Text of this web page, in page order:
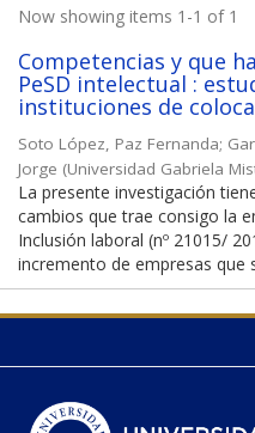
Now showing items 1-1 of 1
Competencias y que
PeSD intelectual :
instituciones de
Soto López, Paz Fernanda;
Jorge (Universidad Gabriela
La presente investigación
cambios que trae consigo la
Inclusión laboral (nº 21015/
incremento de empresas que